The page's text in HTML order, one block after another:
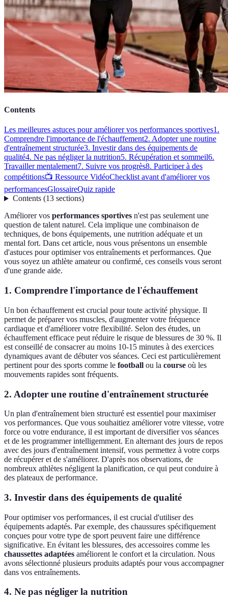
Contents
Les meilleures astuces pour améliorer vos performances sportives1.
Comprendre l'importance de l'échauffement2. Adopter une routine
d'entraînement structurée3. Investir dans des équipements de
qualité4. Ne pas négliger la nutrition5. Récupération et sommeil6.
Travailler mentalement7. Suivre vos progrès8. Participer à des
compétitions📺 Ressource VidéoChecklist avant d'améliorer vos
performancesGlossaireQuiz rapide
Contents(13 sections)
Améliorer vos performances sportives n'est pas seulement une
question de talent naturel. Cela implique une combinaison de
techniques, de bons équipements, une nutrition adéquate et un
mental fort. Dans cet article, nous vous présentons un ensemble
d'astuces pour optimiser vos entraînements et performances. Que
vous soyez un athlète amateur ou confirmé, ces conseils vous seront
d'une grande aide.
1. Comprendre l'importance de l'échauffement
Un bon échauffement est crucial pour toute activité physique. Il
permet de préparer vos muscles, d'augmenter votre fréquence
cardiaque et d'améliorer votre flexibilité. Selon des études, un
échauffement efficace peut réduire le risque de blessures de 30 %. Il
est conseillé de consacrer au moins 10-15 minutes à des exercices
dynamiques avant de débuter vos séances. Ceci est particulièrement
pertinent pour des sports comme le football ou la course où les
mouvements rapides sont fréquents.
2. Adopter une routine d'entraînement structurée
Un plan d'entraînement bien structuré est essentiel pour maximiser
vos performances. Que vous souhaitiez améliorer votre vitesse, votre
force ou votre endurance, il est important de diversifier vos séances
et de les programmer intelligemment. En alternant des jours de repos
avec des jours d'entraînement intensif, vous permettez à votre corps
de récupérer et de s'améliorer. D'après nos observations, de
nombreux athlètes négligent la planification, ce qui peut conduire à
des plateaux de performance.
3. Investir dans des équipements de qualité
Pour optimiser vos performances, il est crucial d'utiliser des
équipements adaptés. Par exemple, des chaussures spécifiquement
conçues pour votre type de sport peuvent faire une différence
significative. En évitant les blessures, des accessoires comme les
chaussettes adaptées améliorent le confort et la circulation. Nous
avons sélectionné plusieurs produits adaptés pour vous accompagner
dans vos entraînements.
4. Ne pas négliger la nutrition